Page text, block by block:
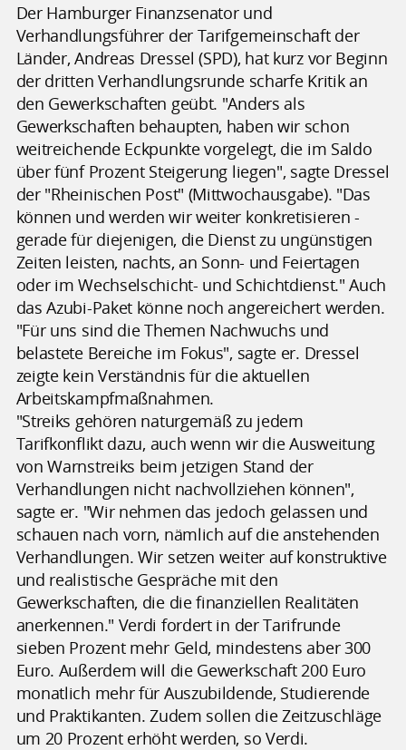
Der Hamburger Finanzsenator und
Verhandlungsführer der Tarifgemeinschaft der
Länder, Andreas Dressel (SPD), hat kurz vor Beginn
der dritten Verhandlungsrunde scharfe Kritik an
den Gewerkschaften geübt. "Anders als
Gewerkschaften behaupten, haben wir schon
weitreichende Eckpunkte vorgelegt, die im Saldo
über fünf Prozent Steigerung liegen", sagte Dressel
der "Rheinischen Post" (Mittwochausgabe). "Das
können und werden wir weiter konkretisieren -
gerade für diejenigen, die Dienst zu ungünstigen
Zeiten leisten, nachts, an Sonn- und Feiertagen
oder im Wechselschicht- und Schichtdienst." Auch
das Azubi-Paket könne noch angereichert werden.
"Für uns sind die Themen Nachwuchs und
belastete Bereiche im Fokus", sagte er. Dressel
zeigte kein Verständnis für die aktuellen
Arbeitskampfmaßnahmen.
"Streiks gehören naturgemäß zu jedem
Tarifkonflikt dazu, auch wenn wir die Ausweitung
von Warnstreiks beim jetzigen Stand der
Verhandlungen nicht nachvollziehen können",
sagte er. "Wir nehmen das jedoch gelassen und
schauen nach vorn, nämlich auf die anstehenden
Verhandlungen. Wir setzen weiter auf konstruktive
und realistische Gespräche mit den
Gewerkschaften, die die finanziellen Realitäten
anerkennen." Verdi fordert in der Tarifrunde
sieben Prozent mehr Geld, mindestens aber 300
Euro. Außerdem will die Gewerkschaft 200 Euro
monatlich mehr für Auszubildende, Studierende
und Praktikanten. Zudem sollen die Zeitzuschläge
um 20 Prozent erhöht werden, so Verdi.